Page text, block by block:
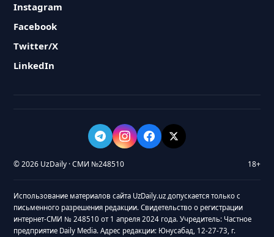
Instagram
Facebook
Twitter/X
LinkedIn
© 2026 UzDaily · СМИ №248510 18+
Использование материалов сайта UzDaily.uz допускается только с
письменного разрешения редакции. Свидетельство о регистрации
интернет-СМИ № 248510 от 1 апреля 2024 года. Учредитель: Частное
предприятие Daily Media. Адрес редакции: Юнусабад, 12-27-73, г.